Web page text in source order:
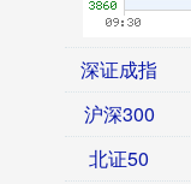
深证成指
沪深300
北证50